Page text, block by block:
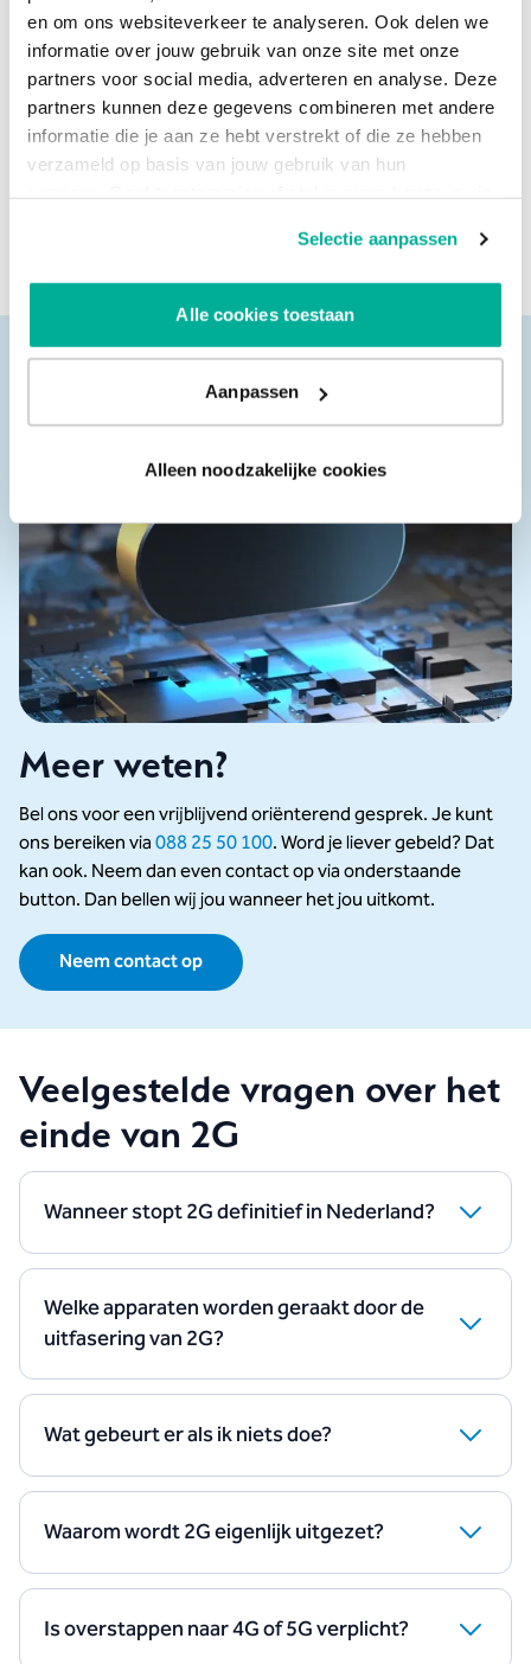
en om ons websiteverkeer te analyseren. Ook delen we
informatie over jouw gebruik van onze site met onze
partners voor social media, adverteren en analyse. Deze
partners kunnen deze gegevens combineren met andere
informatie die je aan ze hebt verstrekt of die ze hebben
verzameld op basis van jouw gebruik van hun
Selectie aanpassen
Alle cookies toestaan
Aanpassen
Alleen noodzakelijke cookies
van 2G? Vaak blijken dit er meer te zijn dan je denkt.
Daarna volgt de keuze: vervangen, upgraden of
herontwerpen. In sommige gevallen volstaat een kleine
aanpassing, maar vaak is overstappen naar 4G- of 5G-
oplossingen de meest toekomstbestendige optie.
Wat belangrijk is: begin op tijd. Niet omdat het moet, maar
omdat het je de ruimte geeft om slimme keuzes te maken.
Meer weten?
Bel ons voor een vrijblijvend oriënterend gesprek. Je kunt
ons bereiken via088 25 50 100. Word je liever gebeld? Dat
kan ook. Neem dan even contact op via onderstaande
button. Dan bellen wij jou wanneer het jou uitkomt.
Neem contact op
Veelgestelde vragen over het
einde van 2G
Wanneer stopt 2G definitief in Nederland?
als laatste die 2G tot uiterlijk 1 december 2027
ondersteunt.
Welke apparaten worden geraakt door de
uitfasering van 2G?
pinautomaten, IoT-apparaten en track & trace
systemen kunnen problemen krijgen als ze alleen 2G
ondersteunen.
Wat gebeurt er als ik niets doe?
verbinding volledig zodra het netwerk wordt uitgezet.
Hierdoor stoppen ze met functioneren.
Waarom wordt 2G eigenlijk uitgezet?
gebruikmaakt van frequenties. Providers gebruiken
deze ruimte liever voor snellere en betrouwbaardere
technologieën zoals 4G en 5G.
Is overstappen naar 4G of 5G verplicht?